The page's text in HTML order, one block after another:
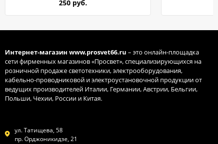
250 руб.
Интернет-магазин www.prosvet66.ru – это онлайн-площадка
сети фирменных магазинов «Просвет», специализирующихся на
розничной продаже светотехники, электрооборудования,
кабельно-проводниковой и электроустановочной продукции от
ведущих производителей Италии, Германии, Австрии, Бельгии,
Польши, Чехии, России и Китая.
ул. Татищева, 58
пр. Орджоникидзе, 21